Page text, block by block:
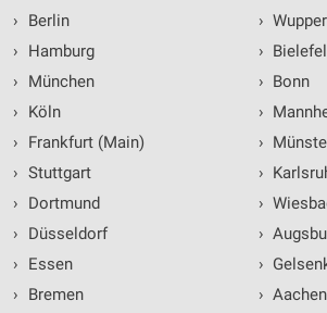
›
Berlin
›
Hamburg
›
München
›
Köln
›
Frankfurt (Main)
› Stuttgart
›
Dortmund
›
Düsseldorf
›
Essen
›
Bremen
›
›
› Bonn
›
›
›
›
›
›
› Aachen